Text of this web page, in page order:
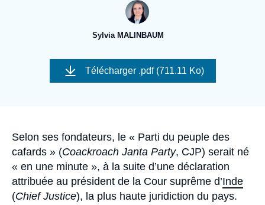
Nous soutenir
Sylvia MALINBAUM
Image
couverture
Télécharger .pdf (711.11 Ko)
Accroche
Selon ses fondateurs, le « Parti du peuple des
cafards » (Coackroach Janta Party, CJP) serait né
« en une minute », à la suite d’une déclaration
attribuée au président de la Cour suprême d’Inde
(Chief Justice), la plus haute juridiction du pays.